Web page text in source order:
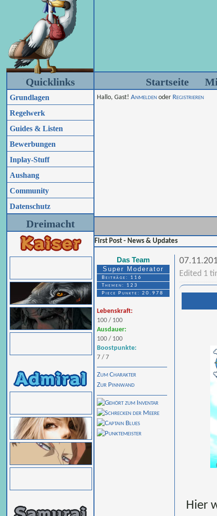
Quicklinks
Grundlagen
Regelwerk
Guides & Listen
Bewerbungen
Inplay-Stuff
Aushang
Community
Datenschutz
Dreimacht
Startseite
Hallo, Gast! Anmelden oder Registrieren
First Post - News & Updates
Das Team
Super Moderator
Beiträge: 116
Themen: 123
Piece Punkte: 20.978
Lebenskraft:
100 / 100
Ausdauer:
100 / 100
Boostpunkte:
7 / 7
Zum Charakter
Zur Pinnwand
Edited 1
Hier